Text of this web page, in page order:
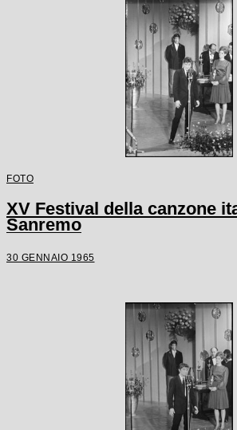
FOTO
XV Festival della canzone
Sanremo
30 GENNAIO 1965